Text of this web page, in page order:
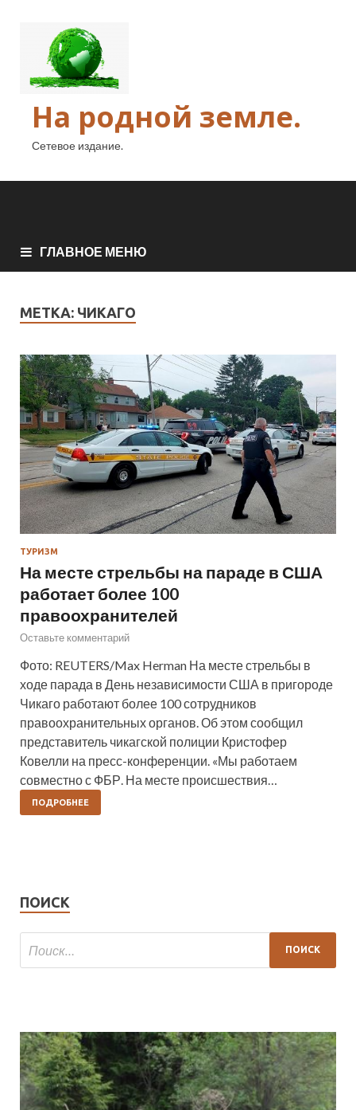
На родной земле.
Сетевое издание.
ГЛАВНОЕ МЕНЮ
МЕТКА: ЧИКАГО
ТУРИЗМ
На месте стрельбы на параде в США
работает более 100
правоохранителей
Оставьте комментарий
Фото: REUTERS/Max Herman На месте стрельбы в
ходе парада в День независимости США в пригороде
Чикаго работают более 100 сотрудников
правоохранительных органов. Об этом сообщил
представитель чикагской полиции Кристофер
Ковелли на пресс-конференции. «Мы работаем
совместно с ФБР. На месте происшествия…
ПОДРОБНЕЕ
ПОИСК